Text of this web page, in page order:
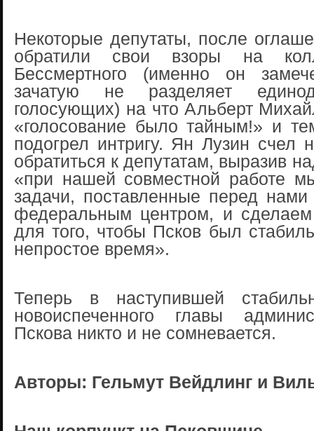
Некоторые депутаты, после
обратили свои взоры на
Бессмертного (именно он
зачатую не разделяет
голосующих) на что Альберт
«голосование было тайным!» и
подогрел интригу. Ян Лузин
обратиться к депутатам, выразив
«при нашей совместной работе
задачи, поставленные перед нами
федеральным центром, и
для того, чтобы Псков был
непростое время».
Теперь в наступившей
новоиспеченного главы
Пскова никто и не сомневается.
Авторы: Гельмут Вейдлинг и